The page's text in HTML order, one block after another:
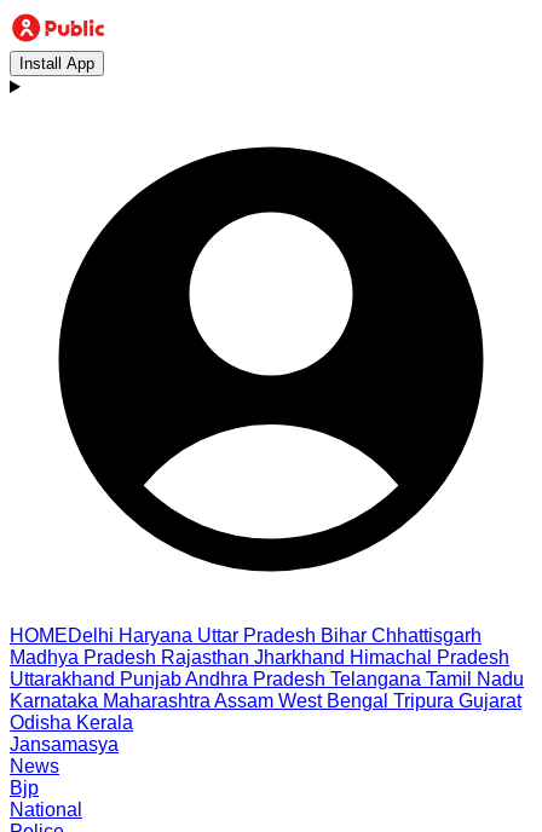
Install App
HOMEDelhi Haryana Uttar Pradesh Bihar Chhattisgarh
Madhya Pradesh Rajasthan Jharkhand Himachal Pradesh
Uttarakhand PunjabAndhra Pradesh Telangana Tamil Nadu
Karnataka Maharashtra Assam West Bengal Tripura Gujarat
Odisha Kerala
Jansamasya
News
Bjp
National